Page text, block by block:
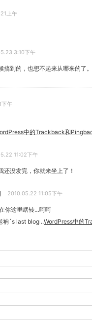
上午
3:10下午
搞到的，也想不起来从哪来的了。
下午
中的Trackback和
11:02下午
还没发完，你就来坐上了！
2010.05.22 11:05下午
你这里瞎转…呵呵
衲´s last blog ..WordPress中的